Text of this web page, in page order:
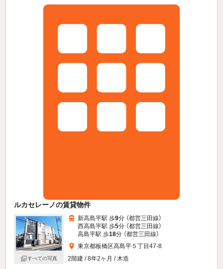
ルカセレーノの賃貸物件
すべての写真
新高島平駅 歩9分 （都営三田線）
西高島平駅 歩5分 （都営三田線）
高島平駅 歩18分 （都営三田線）
東京都板橋区高島平５丁目47-8
2階建 / 8年2ヶ月 / 木造